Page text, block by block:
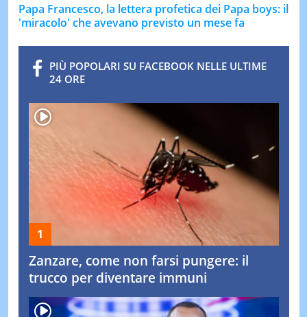
Papa Francesco, la lettera profetica dei Papa boys: il
'miracolo' che avevano previsto un mese fa
PIÙ POPOLARI SU FACEBOOK NELLE ULTIME
24 ORE
Zanzare, come non farsi pungere: il
trucco per diventare immuni